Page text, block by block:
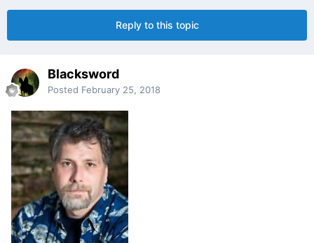
Reply to this topic
Blacksword
Posted February 25, 2018